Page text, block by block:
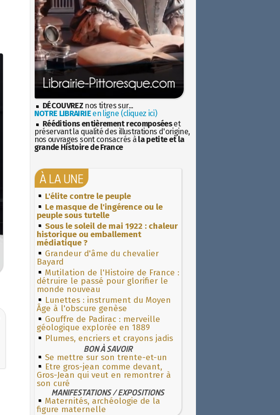
DÉCOUVREZ nos titres sur...
NOTRE LIBRAIRIEen ligne (cliquez ici)
Rééditions entièrement recomposéeset
préservant la qualité des illustrations d'origine,
nos ouvrages sont consacrés à la petite et la
grande Histoire de France
À LA UNE
L'élite contre le peuple
Le masque de l'ingérence ou le
peuple sous tutelle
Sous le soleil de mai 1922 : chaleur
historique ou emballement
médiatique ?
Grandeur d'âme du chevalier
Bayard
Mutilation de l'Histoire de France :
détruire le passé pour glorifier le
monde nouveau
Lunettes : instrument du Moyen
Âge à l'obscure genèse
Gouffre de Padirac : merveille
géologique explorée en 1889
Plumes, encriers et crayons jadis
BON À SAVOIR
Se mettre sur son trente-et-un
Etre gros-jean comme devant,
Gros-Jean qui veut en remontrer à
son curé
MANIFESTATIONS / EXPOSITIONS
Maternités, archéologie de la
figure maternelle